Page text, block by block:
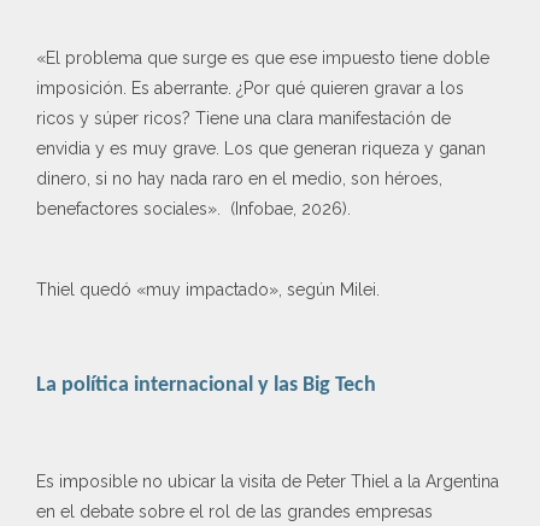
«El problema que surge es que ese impuesto tiene doble
imposición. Es aberrante. ¿Por qué quieren gravar a los
ricos y súper ricos? Tiene una clara manifestación de
envidia y es muy grave. Los que generan riqueza y ganan
dinero, si no hay nada raro en el medio, son héroes,
benefactores sociales». (Infobae, 2026).
Thiel quedó «muy impactado», según Milei.
La política internacional y las Big Tech
Es imposible no ubicar la visita de Peter Thiel a la Argentina
en el debate sobre el rol de las grandes empresas